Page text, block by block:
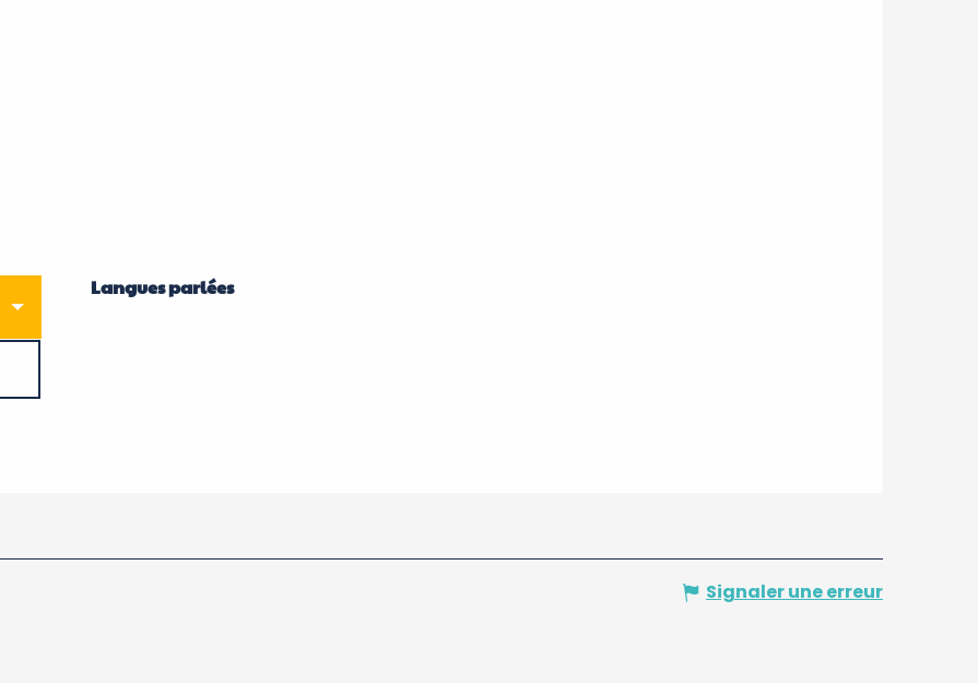
Langues parlées
Langues parlées
Signaler une erreur